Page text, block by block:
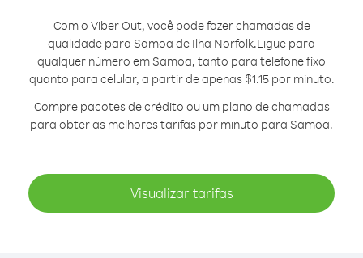
Com o Viber Out, você pode fazer chamadas de
qualidade para Samoa de Ilha Norfolk.Ligue para
qualquer número em Samoa, tanto para telefone fixo
quanto para celular, a partir de apenas $1.15 por minuto.
Compre pacotes de crédito ou um plano de chamadas
para obter as melhores tarifas por minuto para Samoa.
Visualizar tarifas